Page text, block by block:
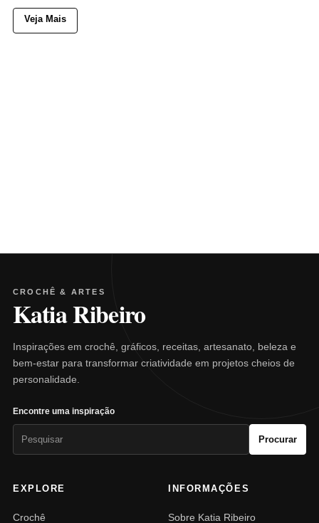
Veja Mais
CROCHÊ & ARTES
Katia Ribeiro
Inspirações em crochê, gráficos, receitas, artesanato, beleza e
bem-estar para transformar criatividade em projetos cheios de
personalidade.
Encontre uma inspiração
Procurar
EXPLORE
Crochê
INFORMAÇÕES
Sobre Katia Ribeiro